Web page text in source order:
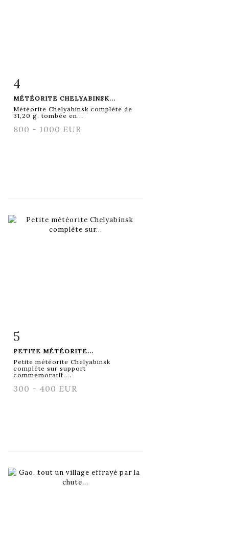
Fiche détaillée
4
MÉTÉORITE CHELYABINSK...
Météorite Chelyabinsk complète de
31,20 g. tombée en...
800 - 1000 EUR
Fiche détaillée
5
PETITE MÉTÉORITE...
Petite météorite Chelyabinsk
complète sur support
commémoratif....
300 - 400 EUR